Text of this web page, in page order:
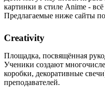
картинки в стиле Anime -
Предлагаемые ниже сайты
Creativity
Площадка, посвящённая
Ученики создают
коробки, декоративные
преподавателей.